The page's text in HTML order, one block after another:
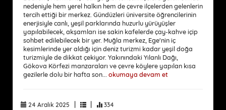
nedeniyle hem yerel halkın hem de çevre ilçelerden gelenlerin
tercih ettiği bir merkez. Gündüzleri üniversite öğrencilerinin
enerjisiyle canlı, yeşil parklarında huzurlu yürüyüşler
yapılabilecek, akşamları ise sakin kafelerde çay-kahve içip
sohbet edilebilecek bir yer. Muğla merkez, Ege'nin iç
kesimlerinde yer aldığı için deniz turizmi kadar yeşil doğa
turizmiyle de dikkat çekiyor. Yakınındaki Yılanlı Dağı,
Gökova Körfezi manzaraları ve çevre köylere yapılan kısa
gezilerle dolu bir hafta son... okumaya devam et
24 Aralık 2025 | | 334